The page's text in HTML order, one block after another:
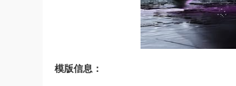
模版信息：